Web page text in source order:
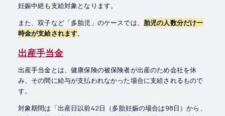
妊娠中絶も支給対象となります。
また、双子など「多胎児」のケースでは、 胎児の人数分だけ一
時金が支給されます。
出産手当金
出産手当金とは、健康保険の被保険者が出産のため会社を休
み、その間に給与が支払われなかった場合に支給されるもので
す。
対象期間は「出産日以前42日（多胎妊娠の場合は98日）から、